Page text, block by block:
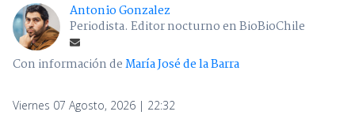
Antonio Gonzalez
Periodista. Editor nocturno en BioBioChile
Con información deMaría José de la Barra
Viernes 07 Agosto, 2026 | 22:32